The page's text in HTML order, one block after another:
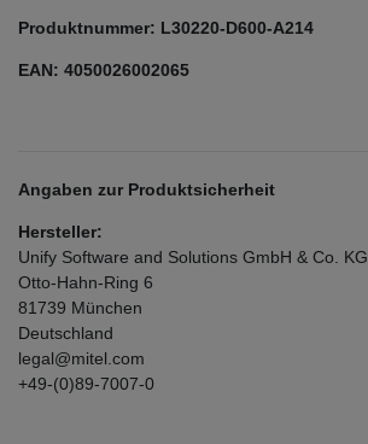
Produktnummer: L30220-D600-A214
EAN: 4050026002065
Angaben zur Produktsicherheit
Hersteller:
Unify Software and Solutions GmbH & Co. KG
Otto-Hahn-Ring 6
81739 München
Deutschland
legal@mitel.com
+49-(0)89-7007-0